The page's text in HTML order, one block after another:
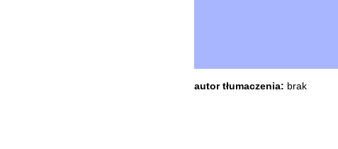
autor tłumaczenia: brak